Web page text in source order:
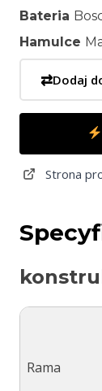
Bateria
Hamulce
⇄Dodaj
Strona
Rama